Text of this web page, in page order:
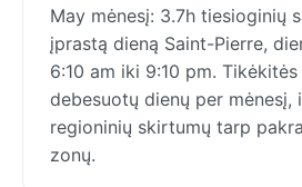
May mėnesį: 3.7h tiesioginių
įprastą dieną Saint-Pierre,
6:10 am iki 9:10 pm.
debesuotų dienų per mėnesį,
regioninių skirtumų tarp
zonų.